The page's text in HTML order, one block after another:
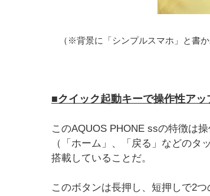
（※背景に「シンプルスマホ」と書
■クイック起動キーで操作性アッ
このAQUOS PHONE ssの特徴は
（「ホーム」、「戻る」などの
搭載していることだ。
このボタンは長押し、短押しで2